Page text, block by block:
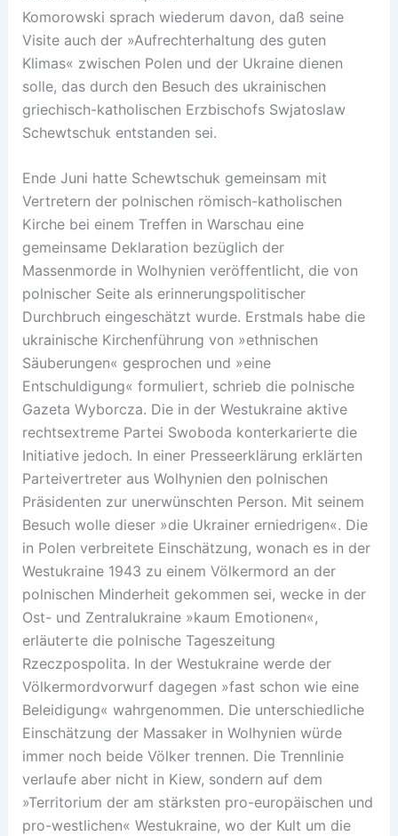
Komorowski sprach wiederum davon, daß seine
Visite auch der »Aufrechterhaltung des guten
Klimas« zwischen Polen und der Ukraine dienen
solle, das durch den Besuch des ukrainischen
griechisch-katholischen Erzbischofs Swjatoslaw
Schewtschuk entstanden sei.
Ende Juni hatte Schewtschuk gemeinsam mit
Vertretern der polnischen römisch-katholischen
Kirche bei einem Treffen in Warschau eine
gemeinsame Deklaration bezüglich der
Massenmorde in Wolhynien veröffentlicht, die von
polnischer Seite als erinnerungspolitischer
Durchbruch eingeschätzt wurde. Erstmals habe die
ukrainische Kirchenführung von »ethnischen
Säuberungen« gesprochen und »eine
Entschuldigung« formuliert, schrieb die polnische
Gazeta Wyborcza. Die in der Westukraine aktive
rechtsextreme Partei Swoboda konterkarierte die
Initiative jedoch. In einer Presseerklärung erklärten
Parteivertreter aus Wolhynien den polnischen
Präsidenten zur unerwünschten Person. Mit seinem
Besuch wolle dieser »die Ukrainer erniedrigen«. Die
in Polen verbreitete Einschätzung, wonach es in der
Westukraine 1943 zu einem Völkermord an der
polnischen Minderheit gekommen sei, wecke in der
Ost- und Zentralukraine »kaum Emotionen«,
erläuterte die polnische Tageszeitung
Rzeczpospolita. In der Westukraine werde der
Völkermordvorwurf dagegen »fast schon wie eine
Beleidigung« wahrgenommen. Die unterschiedliche
Einschätzung der Massaker in Wolhynien würde
immer noch beide Völker trennen. Die Trennlinie
verlaufe aber nicht in Kiew, sondern auf dem
»Territorium der am stärksten pro-europäischen und
pro-westlichen« Westukraine, wo der Kult um die